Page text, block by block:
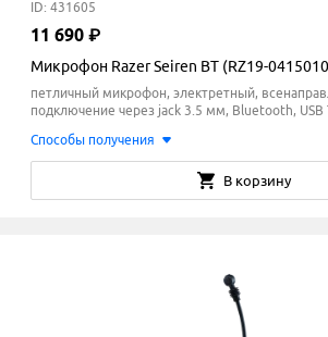
ID: 431605
11 690 ₽
Микрофон Razer Seiren BT (RZ19-
петличный микрофон, электретный,
подключение через jack 3.5 мм, Bluetooth, USB
Способы получения
В корзину